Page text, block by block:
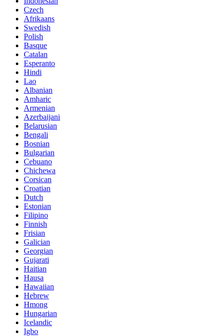
Czech
Afrikaans
Swedish
Polish
Basque
Catalan
Esperanto
Hindi
Lao
Albanian
Amharic
Armenian
Azerbaijani
Belarusian
Bengali
Bosnian
Bulgarian
Cebuano
Chichewa
Corsican
Croatian
Dutch
Estonian
Filipino
Finnish
Frisian
Galician
Georgian
Gujarati
Haitian
Hausa
Hawaiian
Hebrew
Hmong
Hungarian
Icelandic
Igbo